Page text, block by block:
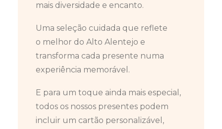
mais diversidade e encanto.
Uma seleção cuidada que reflete
o melhor do Alto Alentejo e
transforma cada presente numa
experiência memorável.
E para um toque ainda mais especial,
todos os nossos presentes podem
incluir um cartão personalizável,